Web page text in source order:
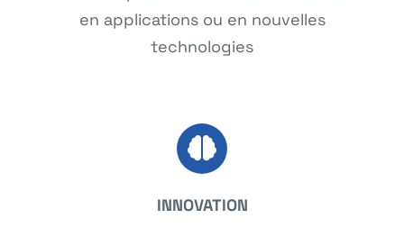
en applications ou en nouvelles
technologies
INNOVATION